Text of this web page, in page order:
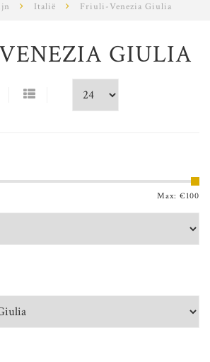
Italië Friuli-Venezia Giulia
GIULIA
Max: €100